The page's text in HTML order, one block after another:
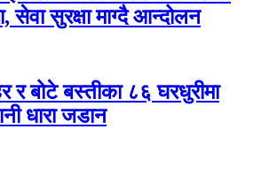
सेवा सुरक्षा माग्दै आन्दोलन
र बोटे बस्तीका ८६ घरधुरीमा
धारा जडान